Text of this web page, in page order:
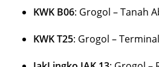
KWK B06: Grogol – Tanah
KWK T25: Grogol –